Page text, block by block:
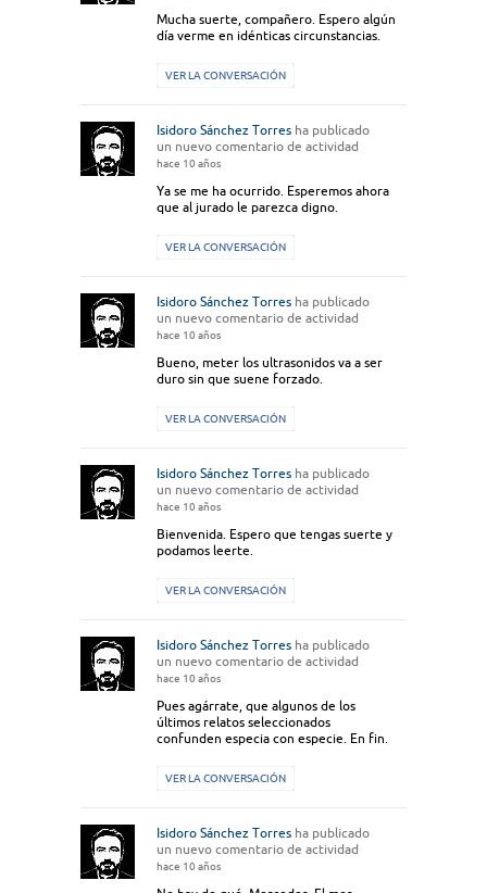
Mucha suerte, compañero. Espero algún
día verme en idénticas circunstancias.
VER LA CONVERSACIÓN
Isidoro Sánchez Torres ha publicado
un nuevo comentario de actividad
hace 10 años
Ya se me ha ocurrido. Esperemos ahora
que al jurado le parezca digno.
VER LA CONVERSACIÓN
Isidoro Sánchez Torres ha publicado
un nuevo comentario de actividad
hace 10 años
Bueno, meter los ultrasonidos va a ser
duro sin que suene forzado.
VER LA CONVERSACIÓN
Isidoro Sánchez Torres ha publicado
un nuevo comentario de actividad
hace 10 años
Bienvenida. Espero que tengas suerte y
podamos leerte.
VER LA CONVERSACIÓN
Isidoro Sánchez Torres ha publicado
un nuevo comentario de actividad
hace 10 años
Pues agárrate, que algunos de los
últimos relatos seleccionados
confunden especia con especie. En fin.
VER LA CONVERSACIÓN
Isidoro Sánchez Torres ha publicado
un nuevo comentario de actividad
hace 10 años